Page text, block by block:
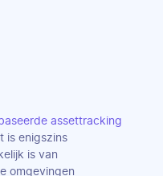
assettracking
is enigszins
is van
omgevingen